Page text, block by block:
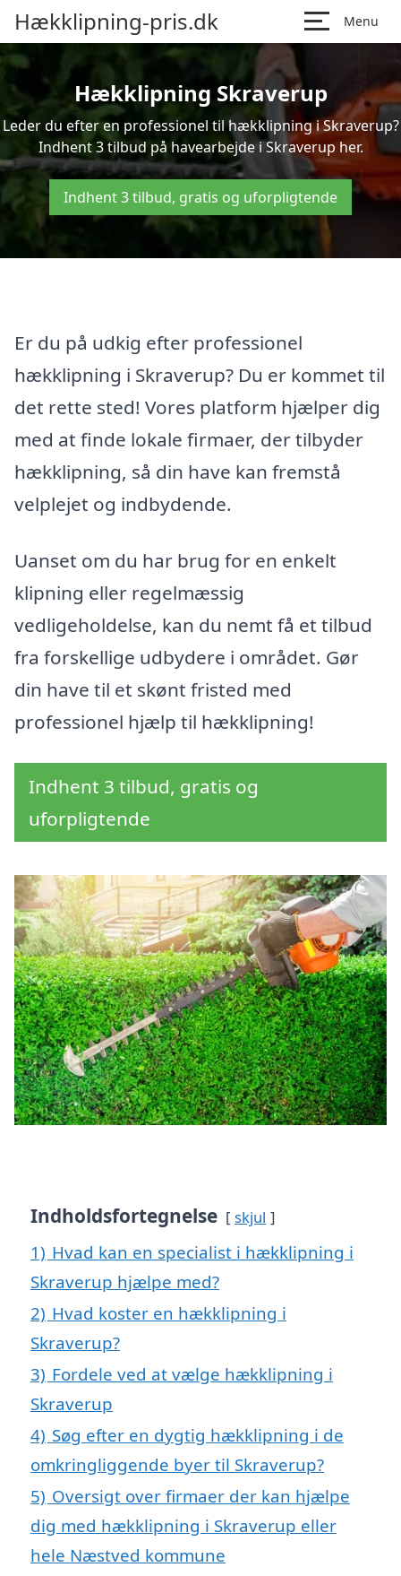
Hækklipning-pris.dk Menu
Hækklipning Skraverup
Leder du efter en professionel til hækklipning i Skraverup?
Indhent 3 tilbud på havearbejde i Skraverup her.
Indhent 3 tilbud, gratis og uforpligtende
Er du på udkig efter professionel
hækklipning i Skraverup? Du er kommet til
det rette sted! Vores platform hjælper dig
med at finde lokale firmaer, der tilbyder
hækklipning, så din have kan fremstå
velplejet og indbydende.
Uanset om du har brug for en enkelt
klipning eller regelmæssig
vedligeholdelse, kan du nemt få et tilbud
fra forskellige udbydere i området. Gør
din have til et skønt fristed med
professionel hjælp til hækklipning!
Indhent 3 tilbud, gratis og
uforpligtende
Indholdsfortegnelse skjul
1) Hvad kan en specialist i hækklipning i
Skraverup hjælpe med?
2) Hvad koster en hækklipning i
Skraverup?
3) Fordele ved at vælge hækklipning i
Skraverup
4) Søg efter en dygtig hækklipning i de
omkringliggende byer til Skraverup?
5) Oversigt over firmaer der kan hjælpe
dig med hækklipning i Skraverup eller
hele Næstved kommune